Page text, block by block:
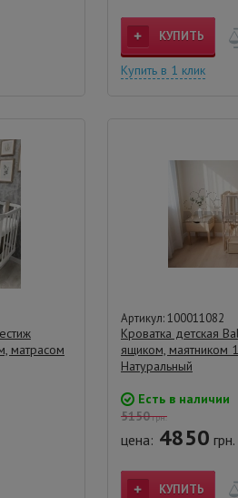
КУПИТЬ
Купить в 1 клик
матрасом
Артикул: 100011082
Кроватка детская
ящиком, маятником
Натуральный
Есть в наличии
5150грн.
цена: 4850 грн.
КУПИТЬ